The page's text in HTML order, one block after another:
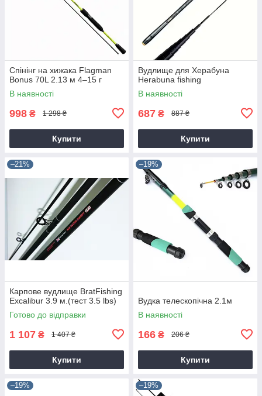
Спінінг на хижака Flagman
Bonus 70L 2.13 м 4–15 г
В наявності
998 ₴ 1 298 ₴
Купити
Вудлище для Херабуна
Herabuna fishing
В наявності
687 ₴ 887 ₴
Купити
–21%
Карпове вудлище BratFishing
Excalibur 3.9 м.(тест 3.5 lbs)
Готово до відправки
1 107 ₴ 1 407 ₴
Купити
–19%
Вудка телескопічна 2.1м
В наявності
166 ₴ 206 ₴
Купити
–19% –19%